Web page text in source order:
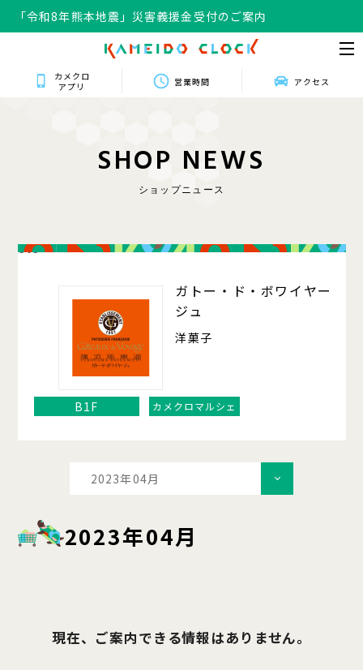
「令和8年熊本地震」災害義援金受付のご案内
カメクロ
アプリ
営業時間 アクセス
SHOP NEWS
ショップニュース
016
ガトー・ド・ボワイヤー
ジュ
洋菓子
B1F カメクロマルシェ
2023年04月
2023年04月
現在、ご案内できる情報はありません。